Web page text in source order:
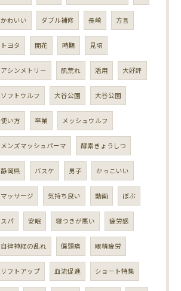
かわいい ダブル補修 長崎 方言
トヨタ 開花 時期 見頃
アシンメトリー 肌荒れ 活用 大好評
ソフトウルフ 大谷公園 大谷公園
使い方 卒業 メッシュウルフ
メンズマッシュパーマ 酵素きょうしつ
静岡県 バスケ 男子 かっこいい
マッサージ 気持ち良い 動画 ぼぶ
スパ 安眠 寝つきが悪い 疲労感
自律神経の乱れ 偏頭痛 眼精疲労
リフトアップ 血流促進 ショート特集